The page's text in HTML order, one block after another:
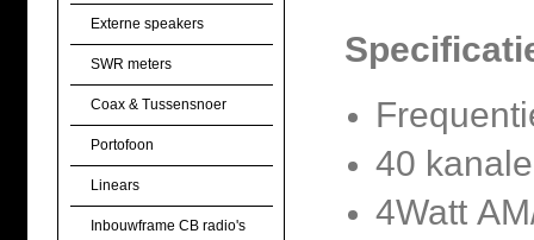
Externe speakers
SWR meters
Coax & Tussensnoer
Portofoon
Linears
Inbouwframe CB radio's
40
4Watt